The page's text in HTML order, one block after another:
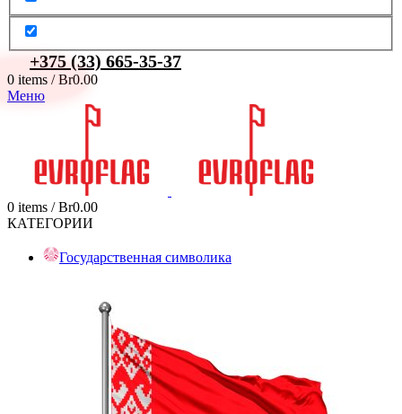
+375 (33) 665-35-37
0 items / Br0.00
Меню
0 items / Br0.00
КАТЕГОРИИ
Государственная символика